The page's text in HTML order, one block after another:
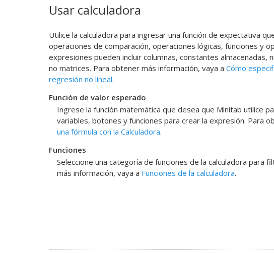
Usar calculadora
Utilice la calculadora para ingresar una función de expectativa
operaciones de comparación, operaciones lógicas, funciones y
expresiones pueden incluir columnas, constantes almacenadas,
no matrices. Para obtener más información, vaya a Cómo
regresión no lineal.
Función de valor esperado
Ingrese la función matemática que desea que Minitab utilice
variables, botones y funciones para crear la expresión. Para
una fórmula con la Calculadora.
Funciones
Seleccione una categoría de funciones de la calculadora para
más información, vaya a Funciones de la calculadora.